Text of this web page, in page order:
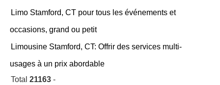
Limo Stamford, CT pour tous les événements et
occasions, grand ou petit
Limousine Stamford, CT: Offrir des services multi-
usages à un prix abordable
Total 21163 -